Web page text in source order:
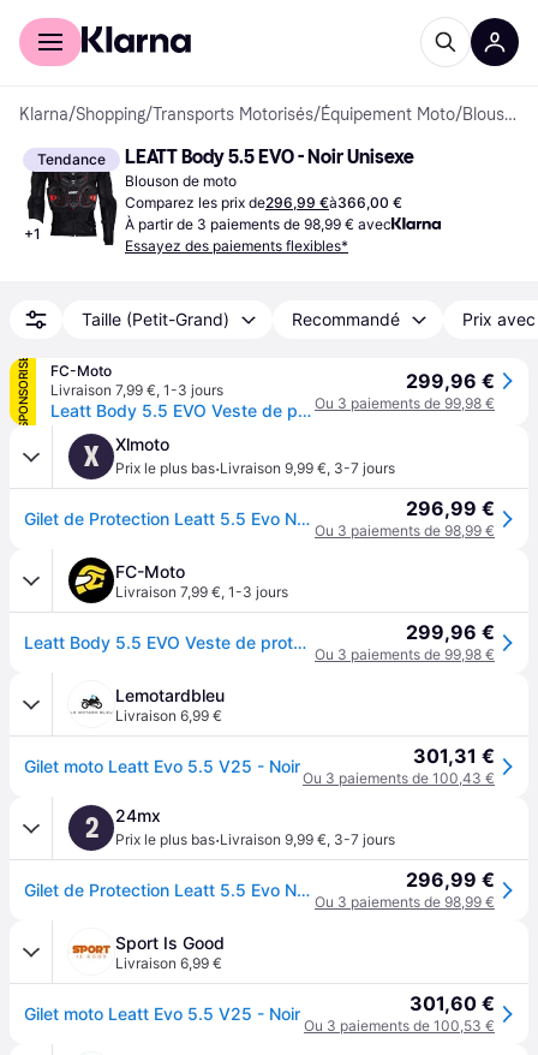
Acheter avec Klarna
Klarna/Shopping/Transports Motorisés/Équipement Moto/ Blousons de moto
Tendance
+1
LEATT Body 5.5 EVO - Noir Unisexe
Blouson de moto
Comparez les prix de296,99 €à366,00 €
À partir de 3 paiements de 98,99 € avec
Essayez des paiements flexibles*
Taille (Petit-Grand) Recommandé Prix
SPONSORISÉ
FC-Moto
Livraison 7,99 €, 1-3 jours
Leatt Body 5.5 EVO Veste de protection
299,96 €
Ou 3 paiements de 99,98 €
X Xlmoto
Prix le plus bas·Livraison 9,99 €, 3-7 jours
Gilet de Protection Leatt 5.5 Evo Noir NoirS 296,99 €
Ou 3 paiements de 98,99 €
FC-Moto
Livraison 7,99 €, 1-3 jours
Leatt Body 5.5 EVO Veste de protection 299,96 €
Ou 3 paiements de 99,98 €
Lemotardbleu
Livraison 6,99 €
Gilet moto Leatt Evo 5.5 V25 - Noir 301,31 €
Ou 3 paiements de 100,43 €
2 24mx
Prix le plus bas·Livraison 9,99 €, 3-7 jours
Gilet de Protection Leatt 5.5 Evo Noir NoirXL 296,99 €
Ou 3 paiements de 98,99 €
Sport Is Good
Livraison 6,99 €
Gilet moto Leatt Evo 5.5 V25 - Noir 301,60 €
Ou 3 paiements de 100,53 €